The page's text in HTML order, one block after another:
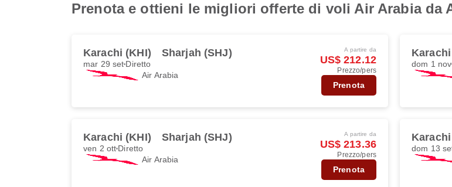
Prenota e ottieni le migliori offerte di voli Air Arabia da
Karachi (KHI) Sharjah (SHJ)
mar 29 set Diretto
Air Arabia
A partire da
US$ 212.12
Prezzo/pers
Prenota
dom 1 nov
Karachi (KHI) Sharjah (SHJ)
ven 2 ott Diretto
Air Arabia
A partire da
US$ 213.36
Prezzo/pers
Prenota
dom 13